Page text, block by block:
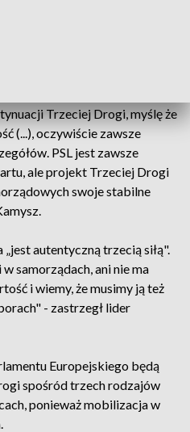
Trzeciej Drogi, myślę że
(...), oczywiście zawsze
PSL jest zawsze
ale projekt Trzeciej Drogi
swoje stabilne
autentyczną trzecią siłą".
w samorządach, ani nie ma
i wiemy, że musimy ją też
- zastrzegł lider
Europejskiego będą
spośród trzech rodzajów
ponieważ mobilizacja w